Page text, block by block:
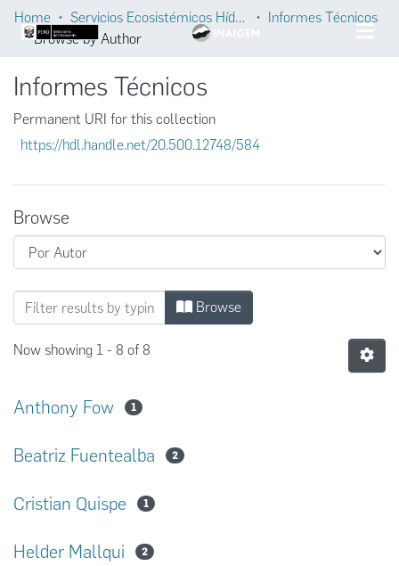
Home Servicios Ecosistémicos Hídricos
Informes Técnicos
Browse by Author
Informes Técnicos
Permanent URI for this collection
https://hdl.handle.net/20.500.12748/584
Browse
Browsing Informes Técnicos by Author
Browse
Now showing 1 - 8 of 8
Anthony Fow 1
Beatriz Fuentealba 2
Cristian Quispe 1
Helder Mallqui 2